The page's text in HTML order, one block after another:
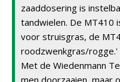
zaaddosering is
tandwielen. De MT410
voor struisgras, de
roodzwenkgras/rogge.'
Met de Wiedenmann
men doorzaaien, maar